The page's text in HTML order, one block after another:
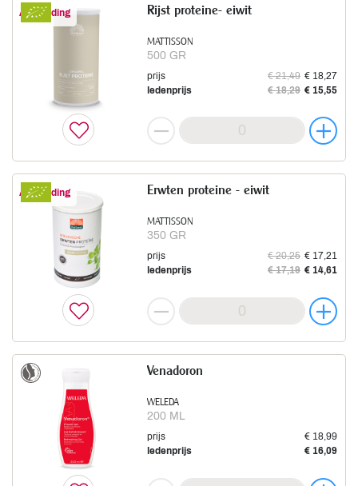
Aanbieding
MATTISSON
500 GR
Rijst proteine- eiwit
prijs € 21,49 € 18,27
ledenprijs
€ 18,29 € 15,55
Aanbieding
MATTISSON
350 GR
Erwten proteine - eiwit
prijs € 20,25 € 17,21
ledenprijs
€ 17,19 € 14,61
WELEDA
200 ML
Venadoron
prijs
€ 18,99
ledenprijs
€ 16,09